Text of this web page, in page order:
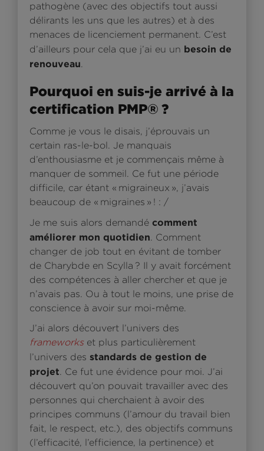
pathogène (avec des objectifs tout aussi
délirants les uns que les autres) et à des
menaces de licenciement permanent. C’est
d’ailleurs pour cela que j’ai eu un besoin de
renouveau.
Pourquoi en suis-je arrivé à la
certification PMP® ?
Comme je vous le disais, j’éprouvais un
certain ras-le-bol. Je manquais
d’enthousiasme et je commençais même à
manquer de sommeil. Ce fut une période
difficile, car étant « migraineux », j’avais
beaucoup de « migraines » ! : /
Je me suis alors demandé comment
améliorer mon quotidien. Comment
changer de job tout en évitant de tomber
de Charybde en Scylla ? Il y avait forcément
des compétences à aller chercher et que je
n’avais pas. Ou à tout le moins, une prise de
conscience à avoir sur moi-même.
J’ai alors découvert l’univers des
frameworkset plus particulièrement
l’univers des standards de gestion de
projet. Ce fut une évidence pour moi. J’ai
découvert qu’on pouvait travailler avec des
personnes qui cherchaient à avoir des
principes communs (l’amour du travail bien
fait, le respect, etc.), des objectifs communs
(l’efficacité, l’efficience, la pertinence) et